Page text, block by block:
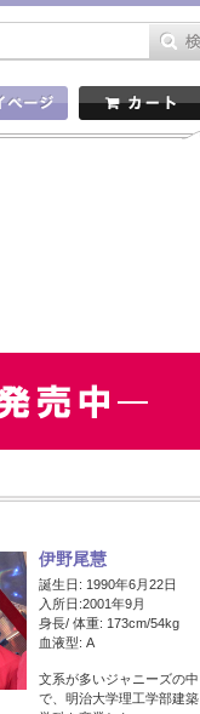
伊野尾慧
誕生日: 1990年6月22日
入所日:2001年9月
身長/ 体重: 173cm/54kg
血液型: A
文系が多いジャニーズの中
で、明治大学理工学部建築